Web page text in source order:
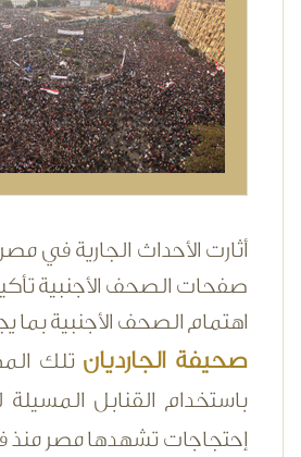
أثارت الأحداث الجارية في
صفحات الصحف الأجنبية
اهتمام الصحف الأجنبية بما يجري في مصر منذ يوم
صحيفة الجارديان تلك
باستخدام القنابل المسيلة
إحتجاجات تشهدها مصر منذ